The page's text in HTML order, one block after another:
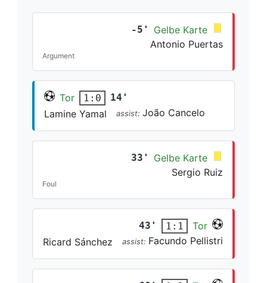
-5'
Gelbe Karte
Antonio Puertas
Argument
Tor 1:0 14'
Lamine Yamal assist: João Cancelo
33'
Gelbe Karte
Sergio Ruiz
Foul
43' 1:1
Tor
Ricard Sánchez
assist: Facundo Pellistri